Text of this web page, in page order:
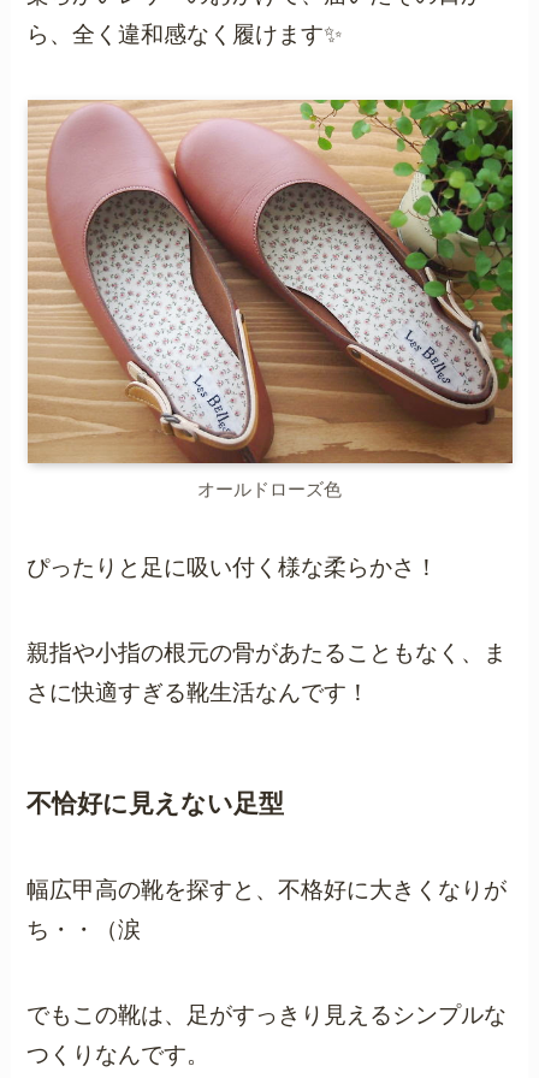
ら、全く違和感なく履けます✨
オールドローズ色
ぴったりと足に吸い付く様な柔らかさ！
親指や小指の根元の骨があたることもなく、ま
さに快適すぎる靴生活なんです！
不恰好に見えない足型
幅広甲高の靴を探すと、不格好に大きくなりが
ち・・（涙
でもこの靴は、足がすっきり見えるシンプルな
つくりなんです。